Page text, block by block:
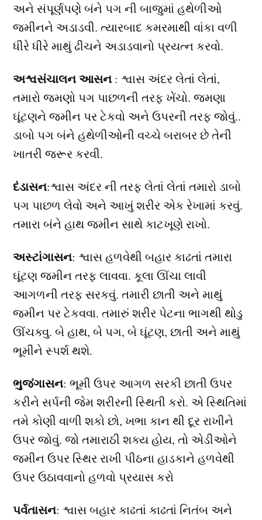
અને સંપૂર્ણપણે બંને પગ ની બાજુમાં હથેળીઓ
જમીનને અડાડવી. ત્યારબાદ કમરમાથી વાંકા વળી
ધીરે ધીરે માથું ઢીચને અડાડવાનો પ્રયત્ન કરવો.
અશ્વસંચાલન આસન : શ્વાસ અંદર લેતાં લેતાં,
તમારો જમણો પગ પાછળની તરફ ખેંચો. જમણા
ઘૂંટણને જમીન પર ટેકવો અને ઉપરની તરફ જોવું..
ડાબો પગ બંને હથેળીઓની વચ્ચે બરાબર છે તેની
ખાતરી જરૂર કરવી.
દંડાસન:શ્વાસ અંદર ની તરફ લેતાં લેતાં તમારો ડાબો
પગ પાછળ લેવો અને આખું શરીર એક રેખામાં કરવું.
તમારા બંને હાથ જમીન સાથે કાટખૂણે રાખો.
અસ્ટાંગાસન: શ્વાસ હળવેથી બહાર કાઢતાં તમારા
ઘૂંટણ જમીન તરફ લાવવા. કૂલા ઊંચા લાવી
આગળની તરફ સરકવું. તમારી છાતી અને માથું
જમીન પર ટેકવવા. તમારું શરીર પેટના ભાગથી થોડુ
ઊંચક્વુ. બે હાથ, બે પગ, બે ઘૂંટણ, છાતી અને માથું
ભૂમીને સ્પર્શ થશે.
ભુજંગાસન: ભૂમી ઉપર આગળ સરકી છાતી ઉપર
કરીને સર્પની જેમ શરીરની સ્થિતી કરો. એ સ્થિતિમાં
તમે કોણી વાળી શકો છો, ખભા કાન થી દૂર રાખીને
ઉપર જોવું. જો તમારાઠી શક્ય હોય, તો એડીઓને
જમીન ઉપર સ્થિર રાખી પીઠના હાડકાને હળવેથી
ઉપર ઉઠાવવાનો હળવો પ્રયાસ કરો
પર્વતાસન: શ્વાસ બહાર કાઢતાં કાઢતાં નિતંબ અને